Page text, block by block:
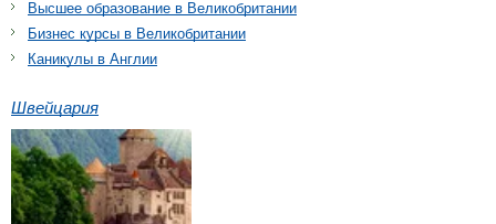
Высшее образование в Великобритании
Бизнес курсы в Великобритании
Каникулы в Англии
Швейцария